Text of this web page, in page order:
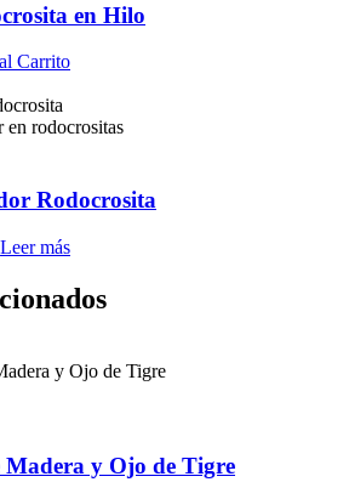
en Hilo
Carrito
Rodocrosita
Leer más
Madera y Ojo de Tigre